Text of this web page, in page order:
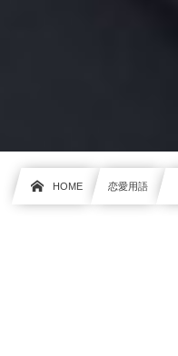
HOME 恋愛用語